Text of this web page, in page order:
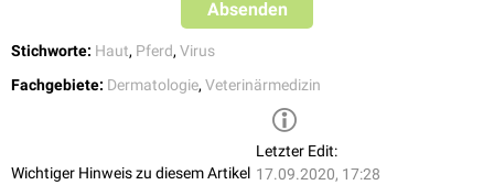
, sodass auch andere Körperstellen betroffen sind.
Absenden
Stichworte: Haut, Pferd, Virus
Fachgebiete: Dermatologie, Veterinärmedizin
Wichtiger Hinweis zu diesem Artikel
Letzter Edit:
17.09.2020, 17:28